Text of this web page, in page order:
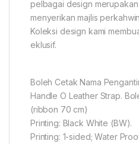
pelbagai design
menyerikan majlis
Koleksi design kami
eklusif.
Boleh Cetak Nama
Handle O Leather Strap.
(ribbon 70 cm)
Printing: Black White (BW).
Printing: 1-sided; Water